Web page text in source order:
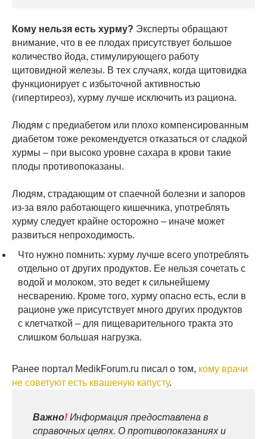
Кому нельзя есть хурму? Эксперты обращают
внимание, что в ее плодах присутствует большое
количество йода, стимулирующего работу
щитовидной железы. В тех случаях, когда щитовидка
функционирует с избыточной активностью
(гипертиреоз), хурму лучше исключить из рациона.
Людям с предиабетом или плохо компенсированным
диабетом тоже рекомендуется отказаться от сладкой
хурмы – при высоко уровне сахара в крови такие
плоды противопоказаны.
Людям, страдающим от спаечной болезни и запоров
из-за вяло работающего кишечника, употреблять
хурму следует крайне осторожно – иначе может
развиться непроходимость.
Что нужно помнить: хурму лучше всего употреблять
отдельно от других продуктов. Ее нельзя сочетать с
водой и молоком, это ведет к сильнейшему
несварению. Кроме того, хурму опасно есть, если в
рационе уже присутствует много других продуктов
с клетчаткой – для пищеварительного тракта это
слишком большая нагрузка.
Ранее портал MedikForum.ru писал о том, кому врачи
не советуют есть квашеную капусту.
Важно! Информация предоставлена в
справочных целях. О противопоказаниях и